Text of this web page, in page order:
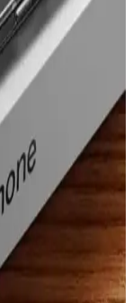
Kılıf
ve kullanım
tercihleri ve
Güvenli ve
kenarlarıyla
bir koruma
7 ve 8 Kılıfları